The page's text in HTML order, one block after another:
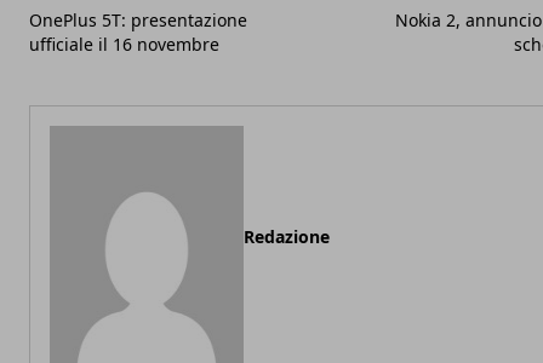
OnePlus 5T: presentazione
ufficiale il 16 novembre
Nokia 2,
Redazione